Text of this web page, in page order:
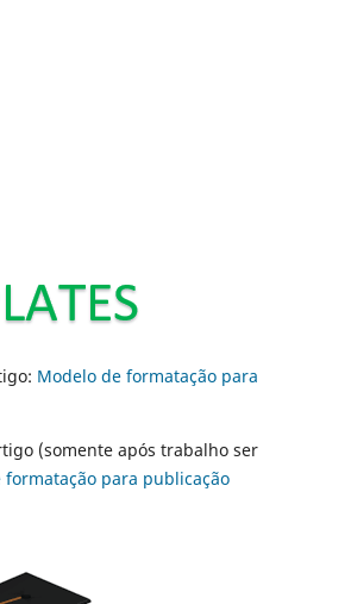
Modelo de formatação para
(somente após trabalho ser
formatação para publicação